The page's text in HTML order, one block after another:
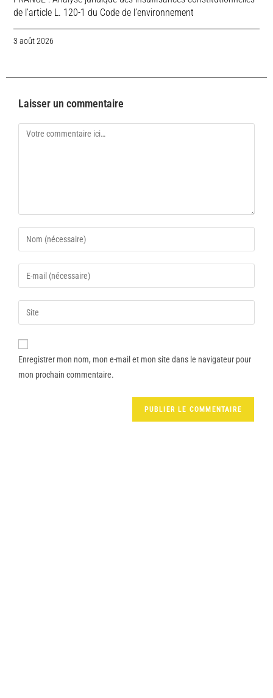
de l’article L. 120-1 du Code de l’environnement
3 août 2026
Laisser un commentaire
Enregistrer mon nom, mon e-mail et mon site dans le navigateur pour
mon prochain commentaire.